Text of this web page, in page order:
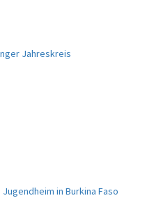
Jahreskreis
in Burkina Faso